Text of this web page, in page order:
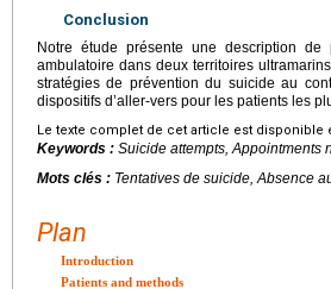
Conclusion
Notre étude présente une description
ambulatoire dans deux territoires
stratégies de prévention du suicide au
dispositifs d’aller-vers pour les patients les
Le texte complet de cet article est disponible
Keywords : Suicide attempts, Appointments
Mots clés : Tentatives de suicide, Absence
Plan
Introduction
Patients and methods